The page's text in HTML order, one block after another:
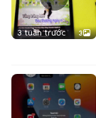
3 tuần trước 3